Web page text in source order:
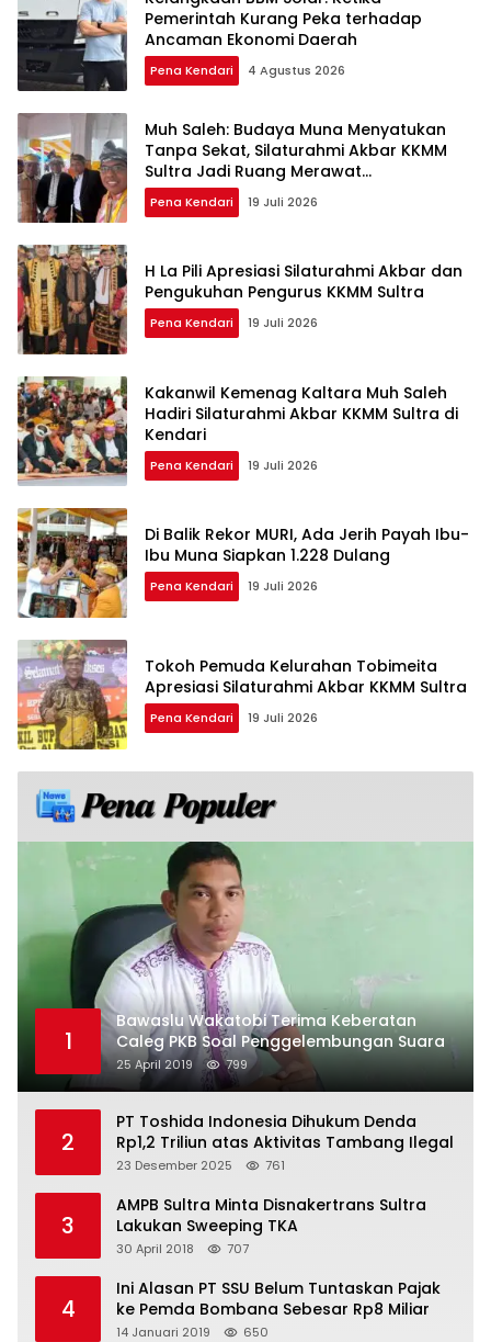
Pemerintah Kurang Peka terhadap
Ancaman Ekonomi Daerah
Pena Kendari 4 Agustus 2026
Muh Saleh: Budaya Muna Menyatukan
Tanpa Sekat, Silaturahmi Akbar KKMM
Sultra Jadi Ruang Merawat
Persaudaraan
Pena Kendari 19 Juli 2026
H La Pili Apresiasi Silaturahmi Akbar dan
Pengukuhan Pengurus KKMM Sultra
Pena Kendari 19 Juli 2026
Kakanwil Kemenag Kaltara Muh Saleh
Hadiri Silaturahmi Akbar KKMM Sultra di
Kendari
Pena Kendari 19 Juli 2026
Di Balik Rekor MURI, Ada Jerih Payah Ibu-
Ibu Muna Siapkan 1.228 Dulang
Pena Kendari 19 Juli 2026
Tokoh Pemuda Kelurahan Tobimeita
Apresiasi Silaturahmi Akbar KKMM Sultra
Pena Kendari 19 Juli 2026
1
Bawaslu Wakatobi Terima Keberatan
Caleg PKB Soal Penggelembungan Suara
25 April 2019 799
2
PT Toshida Indonesia Dihukum Denda
Rp1,2 Triliun atas Aktivitas Tambang Ilegal
23 Desember 2025 761
3
AMPB Sultra Minta Disnakertrans Sultra
Lakukan Sweeping TKA
30 April 2018 707
4
Ini Alasan PT SSU Belum Tuntaskan Pajak
ke Pemda Bombana Sebesar Rp8 Miliar
14 Januari 2019 650